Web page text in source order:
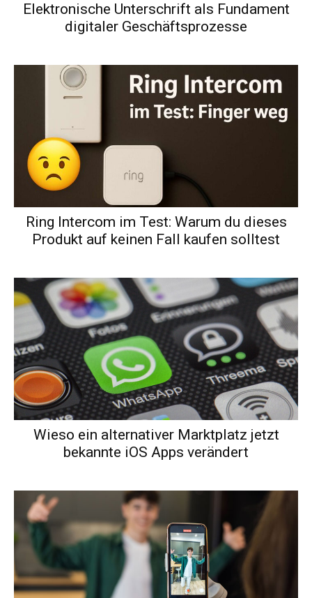
Elektronische Unterschrift als Fundament
digitaler Geschäftsprozesse
Ring Intercom im Test: Warum du dieses
Produkt auf keinen Fall kaufen solltest
Wieso ein alternativer Marktplatz jetzt
bekannte iOS Apps verändert